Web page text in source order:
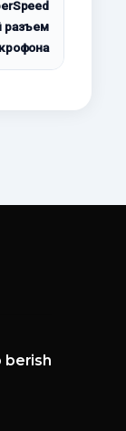
разъем
berish